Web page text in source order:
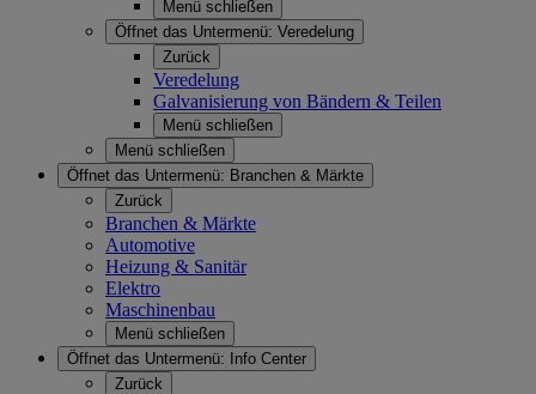
Menü schließen
Öffnet das Untermenü: Veredelung
Zurück
Veredelung
Galvanisierung von Bändern & Teilen
Menü schließen
Menü schließen
Öffnet das Untermenü: Branchen & Märkte
Zurück
Branchen & Märkte
Automotive
Heizung & Sanitär
Elektro
Maschinenbau
Menü schließen
Öffnet das Untermenü:
Info Center
Zurück